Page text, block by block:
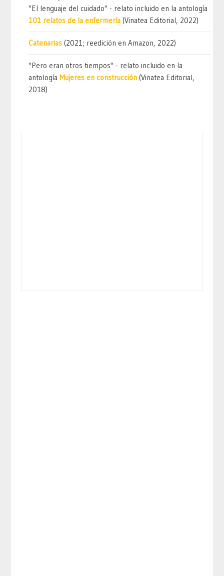
"El lenguaje del cuidado" - relato incluido en la antología
101 relatos de la enfermería (Vinatea Editorial, 2022)
Catenarias (2021; reedición en Amazon, 2022)
"Pero eran otros tiempos" - relato incluido en la
antología Mujeres en construcción (Vinatea Editorial,
2018)